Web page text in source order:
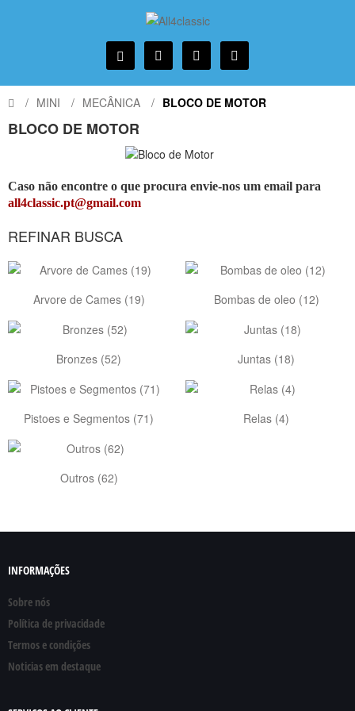
MINI MECÂNICA BLOCO DE MOTOR
BLOCO DE MOTOR
Caso não encontre o que procura envie-nos um email para
all4classic.pt@gmail.com
REFINAR BUSCA
Arvore de Cames (19) Bombas de oleo (12)
Bronzes (52) Juntas (18)
Pistoes e Segmentos (71) Relas (4)
Outros (62)
INFORMAÇÕES
Sobre nós
Política de privacidade
Termos e condições
Noticias em destaque